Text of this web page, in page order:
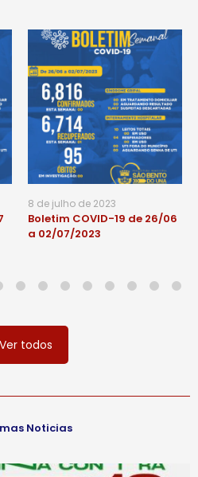
8 de julho de 2023
Boletim COVID-19 de 26/06
a 02/07/2023
todos
Noticias